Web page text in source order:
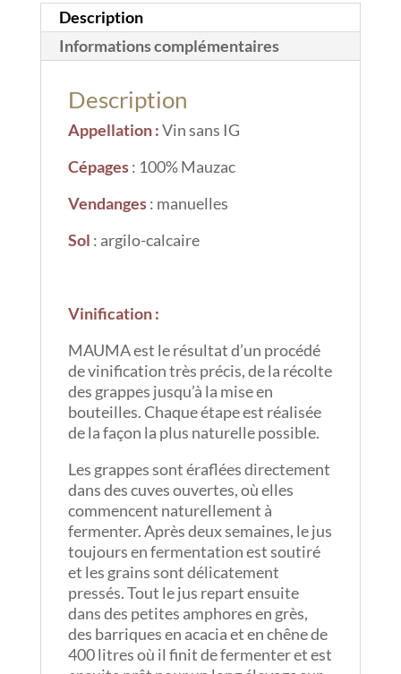
Description
Informations complémentaires
Description
Appellation:Vin sans IG
Cépages: 100% Mauzac
Vendanges: manuelles
Sol : argilo-calcaire
Vinification:
MAUMA est le résultat d’un procédé
de vinification très précis, de la récolte
des grappes jusqu’à la mise en
bouteilles. Chaque étape est réalisée
de la façon la plus naturelle possible.
Les grappes sont éraflées directement
dans des cuves ouvertes, où elles
commencent naturellement à
fermenter. Après deux semaines, le jus
toujours en fermentation est soutiré
et les grains sont délicatement
pressés. Tout le jus repart ensuite
dans des petites amphores en grès,
des barriques en acacia et en chêne de
400 litres où il finit de fermenter et est